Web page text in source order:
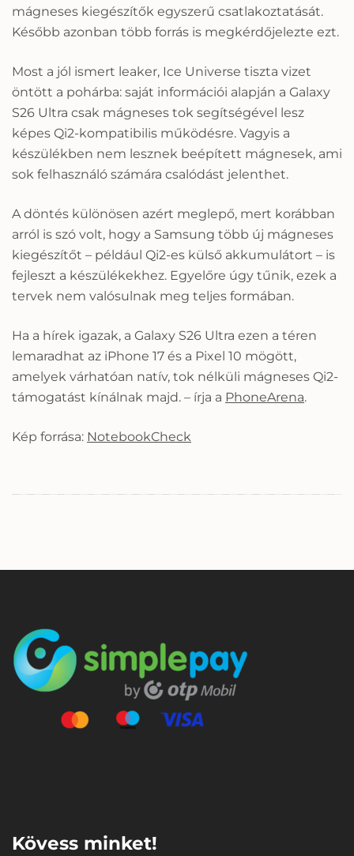
mágneses kiegészítők egyszerű csatlakoztatását.
Később azonban több forrás is megkérdőjelezte ezt.
Most a jól ismert leaker, Ice Universe tiszta vizet
öntött a pohárba: saját információi alapján a Galaxy
S26 Ultra csak mágneses tok segítségével lesz
képes Qi2-kompatibilis működésre. Vagyis a
készülékben nem lesznek beépített mágnesek, ami
sok felhasználó számára csalódást jelenthet.
A döntés különösen azért meglepő, mert korábban
arról is szó volt, hogy a Samsung több új mágneses
kiegészítőt – például Qi2-es külső akkumulátort – is
fejleszt a készülékekhez. Egyelőre úgy tűnik, ezek a
tervek nem valósulnak meg teljes formában.
Ha a hírek igazak, a Galaxy S26 Ultra ezen a téren
lemaradhat az iPhone 17 és a Pixel 10 mögött,
amelyek várhatóan natív, tok nélküli mágneses Qi2-
támogatást kínálnak majd. – írja a PhoneArena.
Kép forrása: NotebookCheck
Kövess minket!